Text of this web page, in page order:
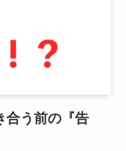
合う前の『告